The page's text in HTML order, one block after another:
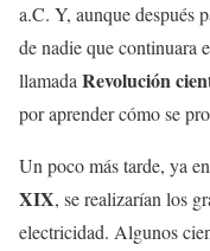
a.C. Y, aunque después
de nadie que continuara
llamada Revolución
por aprender cómo se
Un poco más tarde, ya
XIX, se realizarían los
electricidad. Algunos